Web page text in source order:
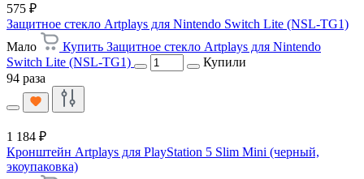
575 ₽
Защитное стекло Artplays для Nintendo Switch Lite (NSL-TG1)
Мало
Купить Защитное стекло Artplays для Nintendo
Switch Lite (NSL-TG1)
Купили
94 раза
1 184 ₽
Кронштейн Artplays для PlayStation 5 Slim Mini (черный,
экоупаковка)